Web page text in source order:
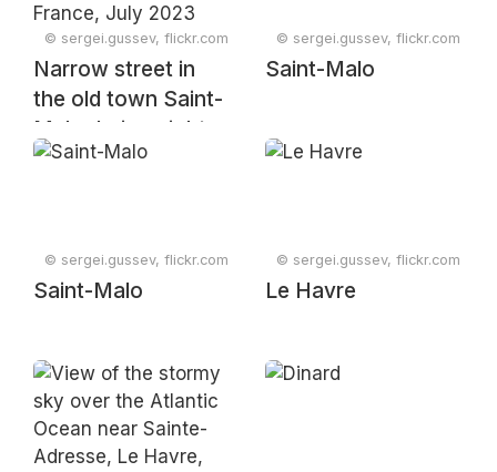
© sergei.gussev, flickr.com
Narrow street in
the old town Saint-
Malo during night,
Brittany, France,
© sergei.gussev, flickr.com
Saint-Malo
© sergei.gussev, flickr.com
Saint-Malo
© sergei.gussev, flickr.com
Le Havre